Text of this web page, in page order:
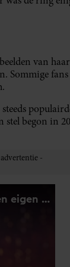
van
Sommige
begon in